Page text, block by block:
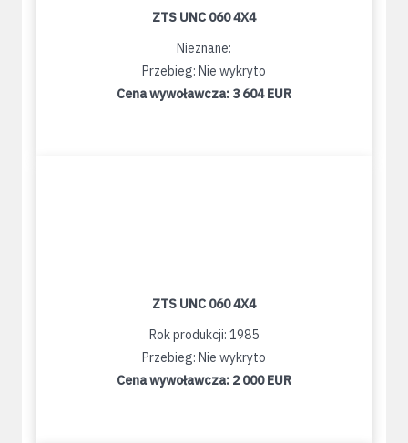
ZTS UNC 060 4X4
Nieznane:
Przebieg: Nie wykryto
Cena wywoławcza: 3 604 EUR
ZTS UNC 060 4X4
Rok produkcji: 1985
Przebieg: Nie wykryto
Cena wywoławcza: 2 000 EUR